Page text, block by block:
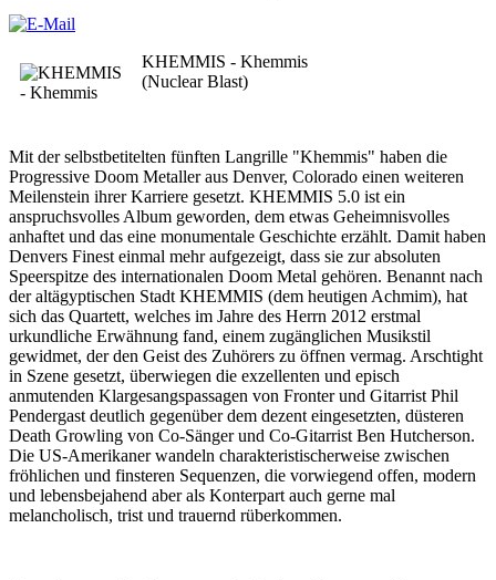
KHEMMIS - Khemmis
(Nuclear Blast)
Mit der selbstbetitelten fünften Langrille "Khemmis" haben die
Progressive Doom Metaller aus Denver, Colorado einen weiteren
Meilenstein ihrer Karriere gesetzt. KHEMMIS 5.0 ist ein
anspruchsvolles Album geworden, dem etwas Geheimnisvolles
anhaftet und das eine monumentale Geschichte erzählt. Damit haben
Denvers Finest einmal mehr aufgezeigt, dass sie zur absoluten
Speerspitze des internationalen Doom Metal gehören. Benannt nach
der altägyptischen Stadt KHEMMIS (dem heutigen Achmim), hat
sich das Quartett, welches im Jahre des Herrn 2012 erstmal
urkundliche Erwähnung fand, einem zugänglichen Musikstil
gewidmet, der den Geist des Zuhörers zu öffnen vermag. Arschtight
in Szene gesetzt, überwiegen die exzellenten und episch
anmutenden Klargesangspassagen von Fronter und Gitarrist Phil
Pendergast deutlich gegenüber dem dezent eingesetzten, düsteren
Death Growling von Co-Sänger und Co-Gitarrist Ben Hutcherson.
Die US-Amerikaner wandeln charakteristischerweise zwischen
fröhlichen und finsteren Sequenzen, die vorwiegend offen, modern
und lebensbejahend aber als Konterpart auch gerne mal
melancholisch, trist und trauernd rüberkommen.